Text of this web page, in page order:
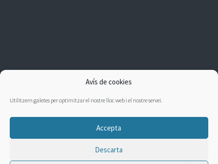
Avís de cookies
Utilitzem galetes per optimitzar el nostre lloc web i el nostre servei.
Accepta
Descarta